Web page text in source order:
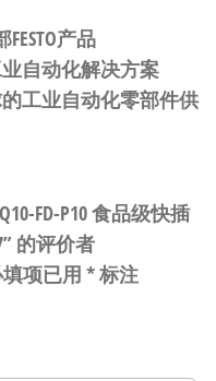
产品
自动化解决方案
工业自动化零部件供
FD-P10 食品级快插
的评价者
项已用 *标注